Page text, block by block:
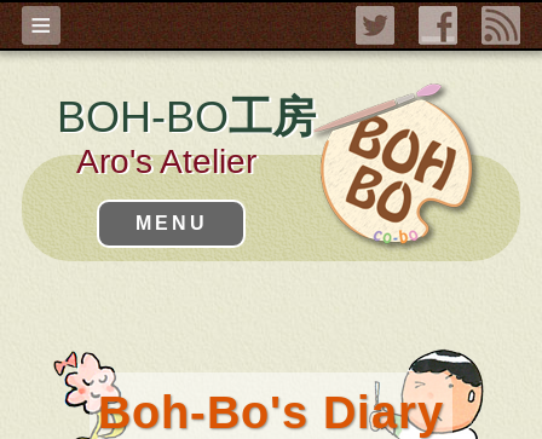
BOH-BO工房
Aro's Atelier
MENU
≡
Boh-Bo's Diary